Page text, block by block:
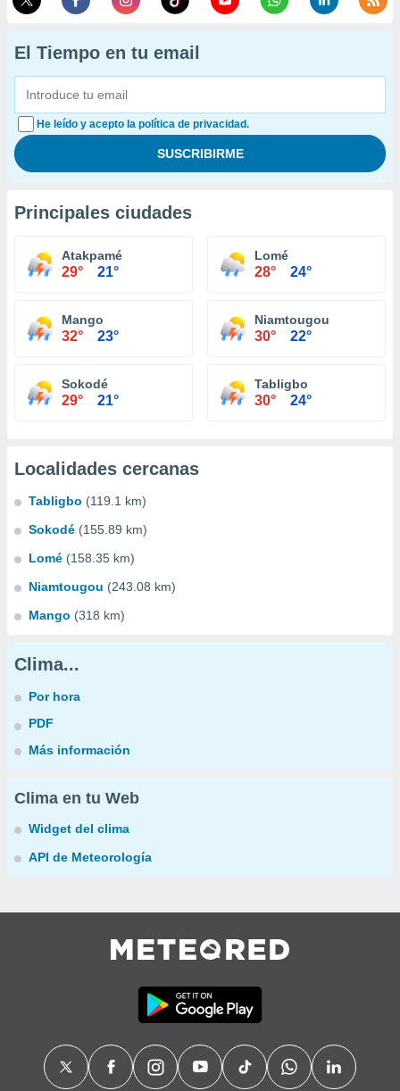
El Tiempo en tu email
He leído y acepto la política de privacidad.
Principales ciudades
Atakpamé
29° 21°
Lomé
28° 24°
Mango
32° 23°
Niamtougou
30° 22°
Sokodé
29° 21°
Tabligbo
30° 24°
Localidades cercanas
Tabligbo (119.1 km)
Sokodé (155.89 km)
Lomé (158.35 km)
Niamtougou (243.08 km)
Mango (318 km)
Clima...
Por hora
PDF
Más información
Clima en tu Web
Widget del clima
API de Meteorología